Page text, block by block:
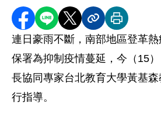
分享至 Facebook
分享到 LINE
分享到 X分享內容連結
列印本頁
連日豪雨不斷，南部地區登革
保署為抑制疫情蔓延，今（15
長協同專家台北教育大學黃基
行指導。